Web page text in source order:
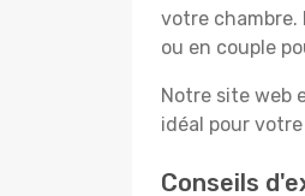
votre chambre.
ou en couple
Notre site web
idéal pour
Conseils